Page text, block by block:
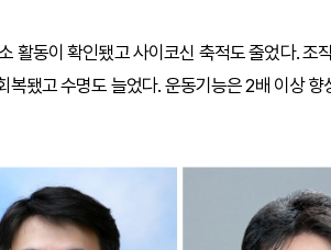
활동이 확인됐고 사이코신 축적도 줄었다. 조
복됐고 수명도 늘었다. 운동기능은 2배 이상